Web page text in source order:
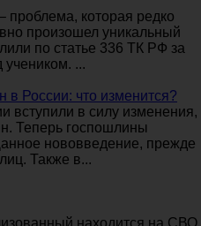
проблема, которая редко
произошел уникальный
по статье 336 ТК РФ за
учеником. ...
России: что изменится?
вступили в силу изменения,
Теперь госпошлины
нововведение, прежде
Также в...
находится на СВО